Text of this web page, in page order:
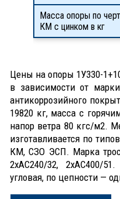
Масса опоры по
КМ с цинком в кг
Цены на опоры 1У330-
в зависимости от
антикоррозийного
19820 кг, масса с
напор ветра 80 кгс/м2.
изготавливается по
КМ, СЗО ЭСП. Марка
2хАС240/32, 2хАС400/
угловая, по цепности —